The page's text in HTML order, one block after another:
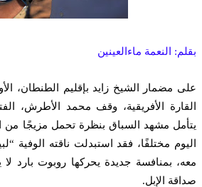
النعمة ماءالعينين
مضمار الشيخ زايد بإقليم الطنطان،
الأفريقية، وقف محمد الأطرش،
مشهد السباق بنظرة تحمل مزيجًا من
مختلفًا، فقد استبدلت ناقته الوفية
بمنافسة جديدة يحركها روبوت بارد لا
الإبل.